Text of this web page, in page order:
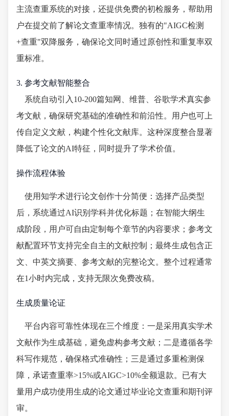
主流查重系统的对接，还提供免费的初检服务，帮助用
户在提交前了解论文查重率情况。独有的"AIGC检测
+查重"双降服务，确保论文同时通过原创性和重复率双
重标准。
3. 参考文献智能整合
系统自动引入10-200篇知网、维普、谷歌学术真实参
考文献，确保研究基础的准确性和前沿性。用户也可上
传自定义文献，构建个性化文献库。这种深度整合显著
降低了论文的AI特征，同时提升了学术价值。
操作流程体验
使用知学术进行论文创作十分简便：选择产品类型
后，系统通过AI识别学科并优化标题；在智能大纲生
成阶段，用户可自由定制每个章节的内容要求；参考文
献配置环节支持完全自主的文献控制；最终生成包含正
文、中英文摘要、参考文献的完整论文。整个过程通常
在1小时内完成，支持无限次免费改稿。
生成质量论证
平台内容可靠性体现在三个维度：一是采用真实学术
文献作为生成基础，避免虚构参考文献；二是遵循各学
科写作规范，确保格式准确性；三是通过多重检测保
障，承诺查重率>15%或AIGC>10%全额退款。已有大
量用户成功使用生成的论文通过毕业论文查重和期刊评
审。